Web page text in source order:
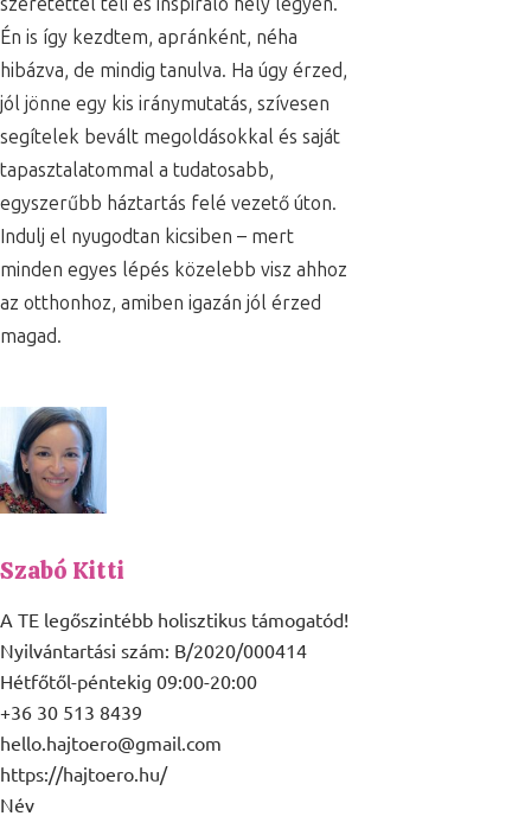
Én is így kezdtem, apránként, néha
hibázva, de mindig tanulva. Ha úgy érzed,
jól jönne egy kis iránymutatás, szívesen
segítelek bevált megoldásokkal és saját
tapasztalatommal a tudatosabb,
egyszerűbb háztartás felé vezető úton.
Indulj el nyugodtan kicsiben – mert
minden egyes lépés közelebb visz ahhoz
az otthonhoz, amiben igazán jól érzed
magad.
Szabó Kitti
A TE legőszintébb holisztikus támogatód!
Nyilvántartási szám: B/2020/000414
Hétfőtől-péntekig 09:00-20:00
+36 30 513 8439
hello.hajtoero@gmail.com
https://hajtoero.hu/
Név